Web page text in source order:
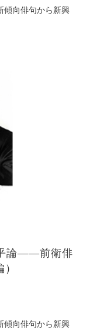
傾向俳句から新興
論――前衛俳
傾向俳句から新興